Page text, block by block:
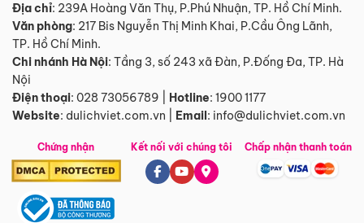
Địa chỉ: 239A Hoàng Văn Thụ, P.Phú Nhuận, TP. Hồ Chí Minh.
Văn phòng: 217 Bis Nguyễn Thị Minh Khai, P.Cầu Ông Lãnh,
TP. Hồ Chí Minh.
Chi nhánh Hà Nội: Tầng 3, số 243 xã Đàn, P.Đống Đa, TP. Hà
Nội
Điện thoại: 028 73056789 Hotline: 1900 1177
Website: dulichviet.com.vn Email: info@dulichviet.com.vn
Chứng nhận Kết nối với chúng tôi Chấp nhận thanh toán